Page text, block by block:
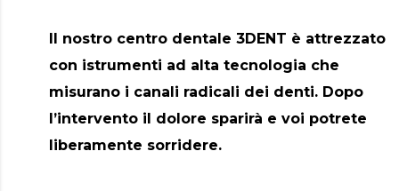
Il nostro centro dentale 3DENT è attrezzato
con istrumenti ad alta tecnologia che
misurano i canali radicali dei denti. Dopo
l’intervento il dolore sparirà e voi potrete
liberamente sorridere.